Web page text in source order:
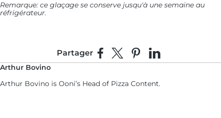
Remarque: ce glaçage se conserve jusqu'à une semaine au
réfrigérateur.
Partager Partager sur Facebook
Partager sur X
Épingler sur Pinterest
Partager sur
Arthur Bovino
Arthur Bovino is Ooni’s Head of Pizza Content.